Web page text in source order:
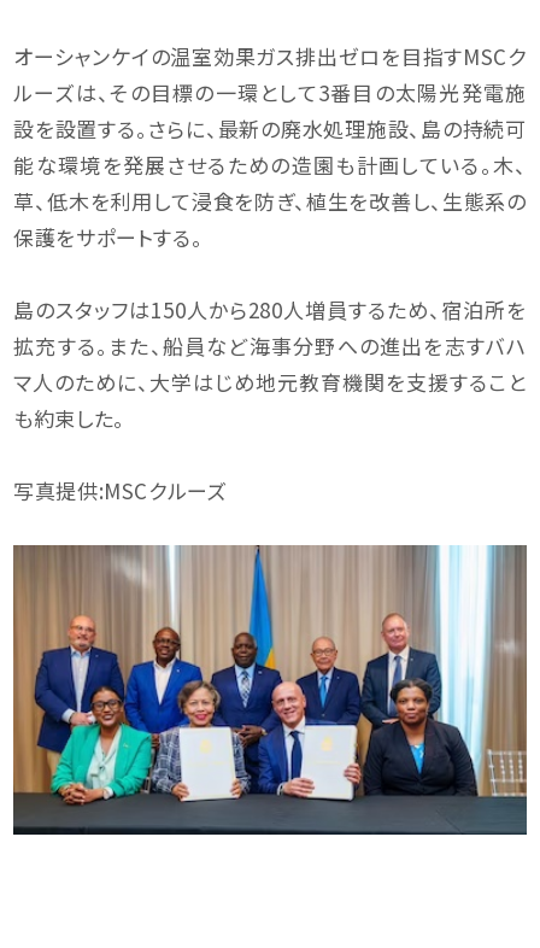
オーシャンケイの温室効果ガス排出ゼロを目指すMSCク
ルーズは、その目標の一環として3番目の太陽光発電施
設を設置する。さらに、最新の廃水処理施設、島の持続可
能な環境を発展させるための造園も計画している。木、
草、低木を利用して浸食を防ぎ、植生を改善し、生態系の
保護をサポートする。
島のスタッフは150人から280人増員するため、宿泊所を
拡充する。また、船員など海事分野への進出を志すバハ
マ人のために、大学はじめ地元教育機関を支援すること
も約束した。
写真提供:MSCクルーズ